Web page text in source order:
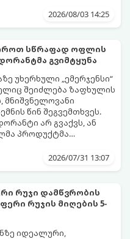
გაღიზიანება და
- ტრადიციული
2026/08/03 14:25
სწრაფად ოფლის
გვიმტყუნა
უხერხული „ემერჯენსი“
შეიძლება ზაფხულის
მნიშვნელოვანი
წინ შეგვემთხვეს.
არ გვაქვს, ან
პროდუქტმა
სუნი გაჩნდა,
აჩენენ ბაქტერიები,
მიზანია ამ
და კანის
ნაცადი ხერხი,
ოფისში, კაფესა
2026/07/31 13:07
რუჯი დამწვრობის
რუჯის მიღების 5-
იდეალური,